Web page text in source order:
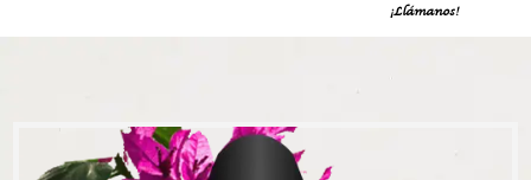
¡Llámanos!